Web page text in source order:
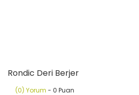
Rondic Deri Berjer
(0) Yorum - 0 Puan